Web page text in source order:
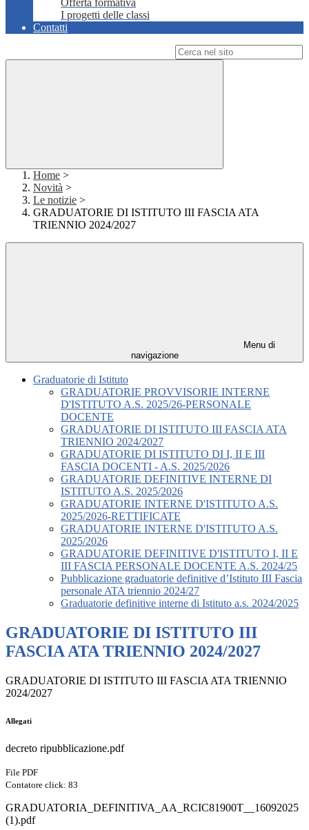
Offerta formativa
I progetti delle classi
Contatti
Home >
Novità >
Le notizie >
GRADUATORIE DI ISTITUTO III FASCIA ATA
TRIENNIO 2024/2027
Menu di
navigazione
Graduatorie di Istituto
GRADUATORIE PROVVISORIE INTERNE
D'ISTITUTO A.S. 2025/26-PERSONALE
DOCENTE
GRADUATORIE DI ISTITUTO III FASCIA ATA
TRIENNIO 2024/2027
GRADUATORIE DI ISTITUTO DI I, II E III
FASCIA DOCENTI - A.S. 2025/2026
GRADUATORIE DEFINITIVE INTERNE DI
ISTITUTO A.S. 2025/2026
GRADUATORIE INTERNE D'ISTITUTO A.S.
2025/2026-RETTIFICATE
GRADUATORIE INTERNE D'ISTITUTO A.S.
2025/2026
GRADUATORIE DEFINITIVE D'ISTITUTO I, II E
III FASCIA PERSONALE DOCENTE A.S. 2024/25
Pubblicazione graduatorie definitive d’Istituto III Fascia
personale ATA triennio 2024/27
Graduatorie definitive interne di Istituto a.s. 2024/2025
GRADUATORIE DI ISTITUTO III
FASCIA ATA TRIENNIO 2024/2027
GRADUATORIE DI ISTITUTO III FASCIA ATA TRIENNIO
2024/2027
Allegati
decreto ripubblicazione.pdf
File PDF
Contatore click: 83
GRADUATORIA_DEFINITIVA_AA_RCIC81900T__16092025
(1).pdf